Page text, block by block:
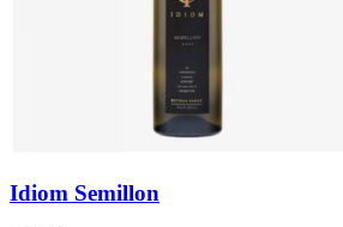
Idiom Semillon